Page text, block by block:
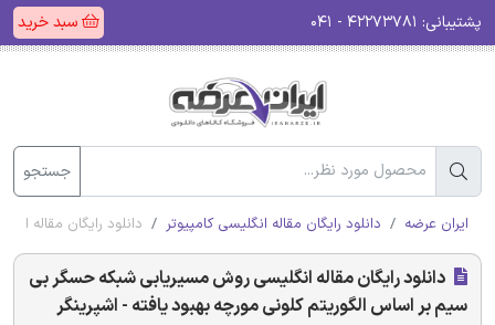
پشتیبانی: سبد خرید
جستجو
ایران عرضه دانلود رایگان مقاله انگلیسی کامپیوتر دانلود رایگان مقاله
دانلود رایگان مقاله انگلیسی روش مسیریابی شبکه حسگر بی
سیم بر اساس الگوریتم کلونی مورچه بهبود یافته - اشپرینگر